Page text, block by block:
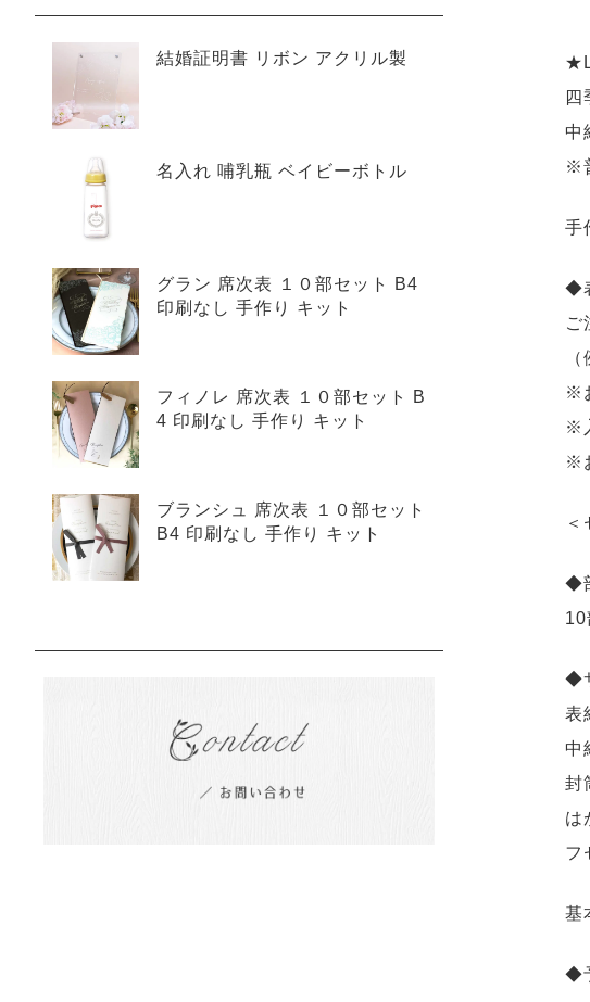
四
中
※
手
◆
ご
※
※
※
◆
10
◆
表
中
封
は
フ
基
◆
結婚証明書 リボン アクリル製
名入れ 哺乳瓶 ベイビーボトル
グラン 席次表 １０部セット B4
印刷なし 手作り キット
フィノレ 席次表 １０部セット B
4 印刷なし 手作り キット
ブランシュ 席次表 １０部セット
B4 印刷なし 手作り キット